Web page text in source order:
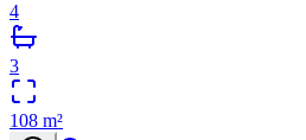
4
3
108 m²